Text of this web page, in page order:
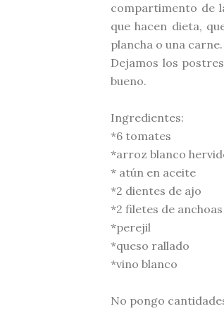
compartimento de
que hacen dieta,
plancha o una carne.
Dejamos los
bueno.
Ingredientes:
*6 tomates
*arroz blanco
* atún en aceite
*2 dientes de ajo
*2 filetes de
*perejil
*queso rallado
*vino blanco
No pongo